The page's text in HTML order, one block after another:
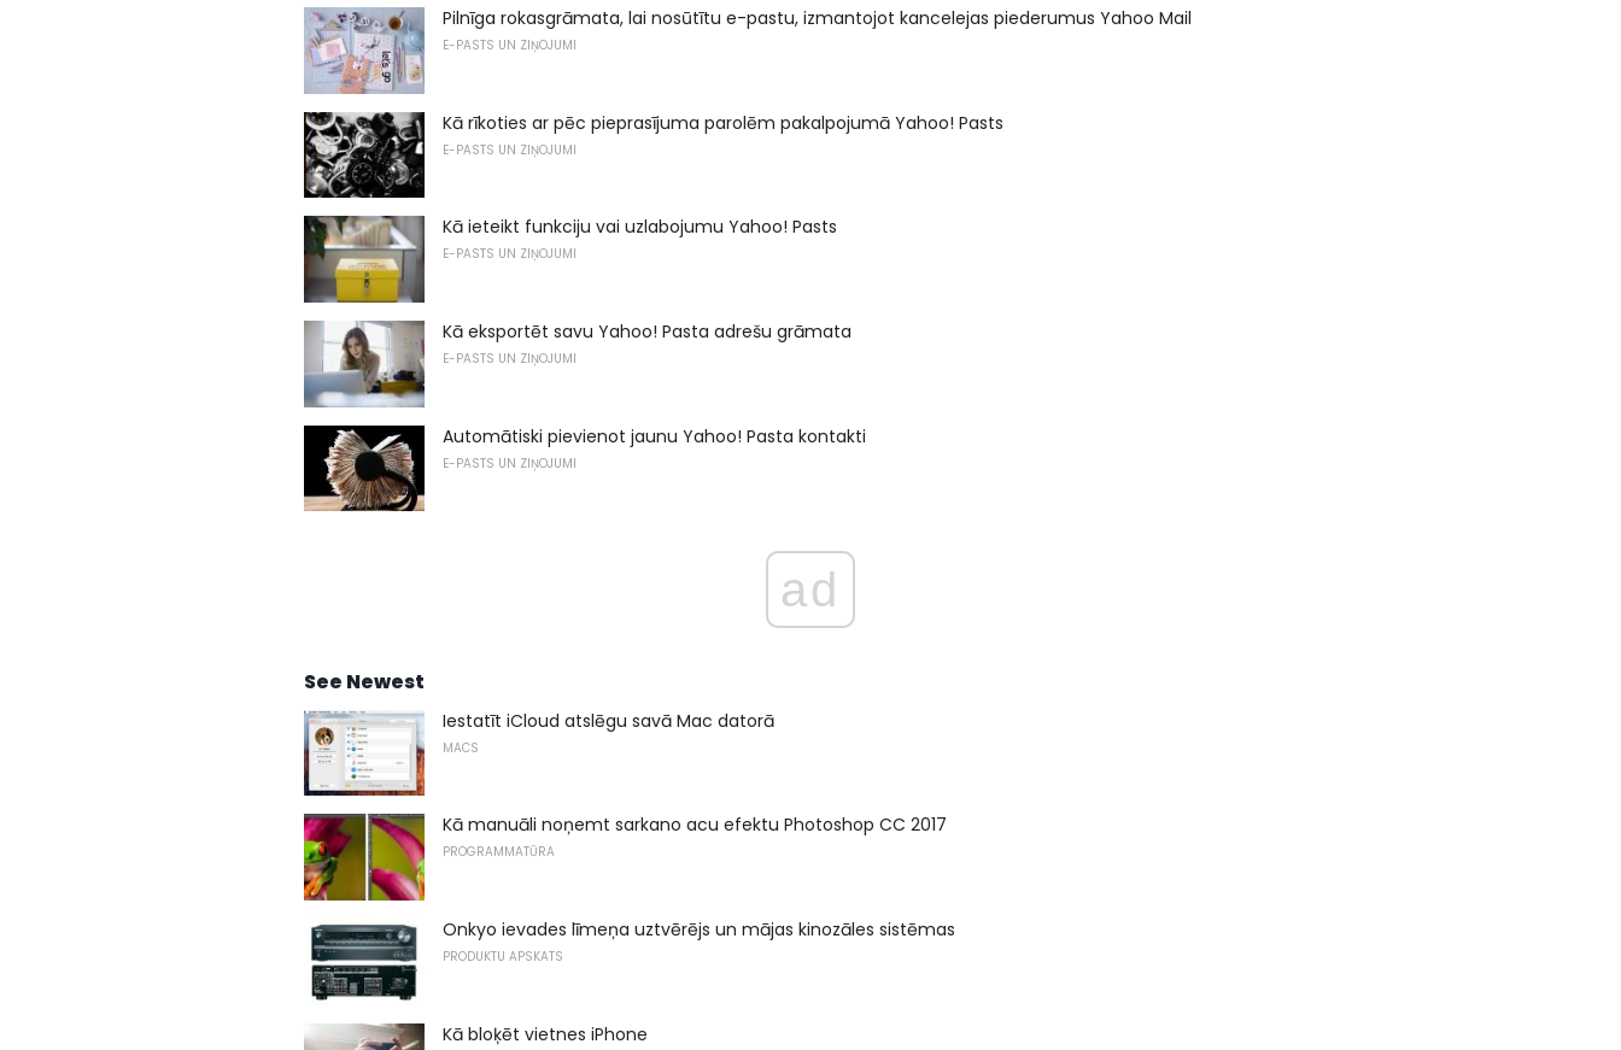
Pilnīga rokasgrāmata, lai nosūtītu e-pastu, izmantojot kancelejas piederumus Yahoo Mail
E-PASTS UN ZIŅOJUMI
Kā rīkoties ar pēc pieprasījuma parolēm pakalpojumā Yahoo! Pasts
E-PASTS UN ZIŅOJUMI
Kā ieteikt funkciju vai uzlabojumu Yahoo! Pasts
E-PASTS UN ZIŅOJUMI
Kā eksportēt savu Yahoo! Pasta adrešu grāmata
E-PASTS UN ZIŅOJUMI
Automātiski pievienot jaunu Yahoo! Pasta kontakti
E-PASTS UN ZIŅOJUMI
ad
See Newest
Iestatīt iCloud atslēgu savā Mac datorā
MACS
Kā manuāli noņemt sarkano acu efektu Photoshop CC 2017
PROGRAMMATŪRA
Onkyo ievades līmeņa uztvērējs un mājas kinozāles sistēmas
PRODUKTU APSKATS
Kā bloķēt vietnes iPhone